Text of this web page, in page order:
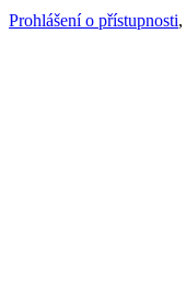
Prohlášení o přístupnosti,